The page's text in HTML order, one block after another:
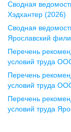
ул.
офис 1212
+7 473 280-05-05
pr@vrn.hh.ru
ул.
помещение 15
+7 843 212-12-50
Сводная
Хэдхантер (2026)
Сводная
Ярославский
Перечень
условий труда
Перечень
условий труда
Перечень
условий труда